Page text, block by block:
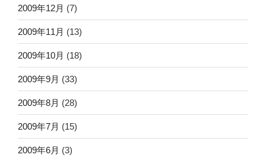
2009年12月 (7)
2009年11月 (13)
2009年10月 (18)
2009年9月 (33)
2009年8月 (28)
2009年7月 (15)
2009年6月 (3)